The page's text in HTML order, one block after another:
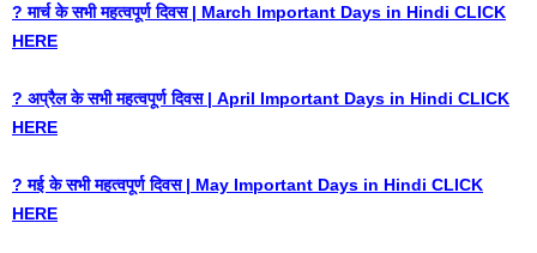
? मार्च के सभी महत्वपूर्ण दिवस | March Important Days in Hindi CLICK
HERE
? अप्रैल के सभी महत्वपूर्ण दिवस | April Important Days in Hindi CLICK
HERE
? मई के सभी महत्वपूर्ण दिवस | May Important Days in Hindi CLICK
HERE